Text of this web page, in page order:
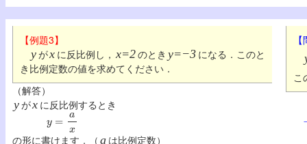
【例題3】
yがx に反比例し， x=2のとき y=−3 になる．このと
き比例定数の値を求めてください．
（解答）
yがx に反比例するとき
y=ax
の形に書けます．（ a は比例定数）
こ